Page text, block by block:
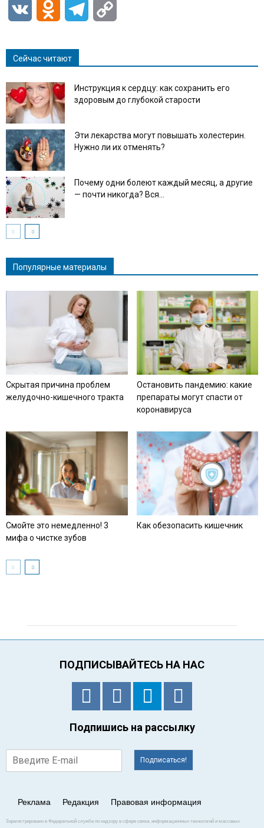
VK Odnoklassniki
Telegram
Сейчас читают
Инструкция к сердцу: как сохранить его
здоровым до глубокой старости
Эти лекарства могут повышать холестерин.
Нужно ли их отменять?
Почему одни болеют каждый месяц, а другие
— почти никогда? Вся...
Популярные материалы
Скрытая причина проблем
желудочно-кишечного тракта
Остановить пандемию: какие
препараты могут спасти от
коронавируса
Смойте это немедленно! 3
мифа о чистке зубов
Как обезопасить кишечник
ПОДПИСЫВАЙТЕСЬ НА НАС
Подпишись на рассылку
Подписаться!
Реклама Редакция Правовая информация
Зарегистрировано в Федеральной службе по надзору в сфере связи, информационных технологий и массовых